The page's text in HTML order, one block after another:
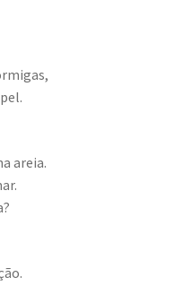
areia.